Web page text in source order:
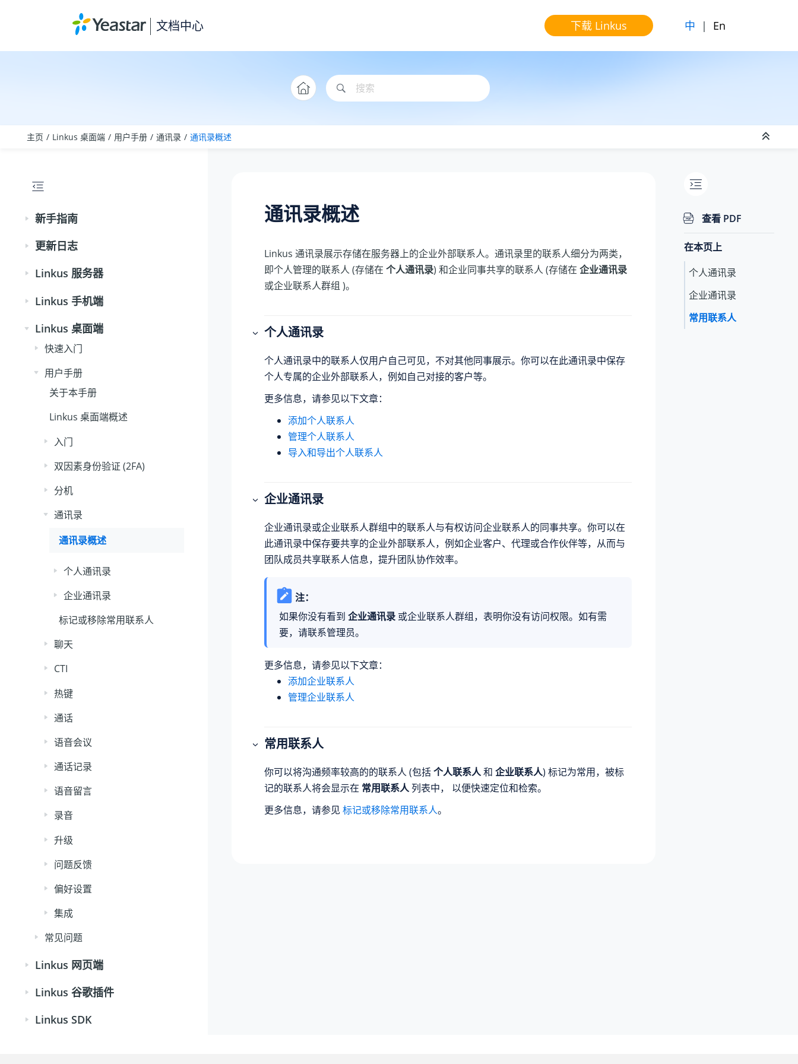
文档中心 下载 Linkus 中 | En
主页 Linkus 桌面端 用户手册 通讯录 通讯录概述
新手指南
更新日志
Linkus 服务器
Linkus 手机端
Linkus 桌面端
快速入门
用户手册
关于本手册
Linkus 桌面端概述
入门
双因素身份验证 (2FA)
分机
通讯录
通讯录概述
个人通讯录
企业通讯录
标记或移除常用联系人
聊天
CTI
热键
通话
语音会议
通话记录
语音留言
录音
升级
问题反馈
偏好设置
集成
常见问题
Linkus 网页端
Linkus 谷歌插件
Linkus SDK
通讯录概述
Linkus 通讯录展示存储在服务器上的企业外部联系人。通讯录里的联系人细分为两类，
即个人管理的联系人 (存储在 个人通讯录) 和企业同事共享的联系人 (存储在 企业通讯录
或企业联系人群组 )。
个人通讯录
个人通讯录中的联系人仅用户自己可见，不对其他同事展示。你可以在此通讯录中保存
个人专属的企业外部联系人，例如自己对接的客户等。
更多信息，请参见以下文章：
添加个人联系人
管理个人联系人
导入和导出个人联系人
企业通讯录
企业通讯录或企业联系人群组中的联系人与有权访问企业联系人的同事共享。你可以在
此通讯录中保存要共享的企业外部联系人，例如企业客户、代理或合作伙伴等，从而与
团队成员共享联系人信息，提升团队协作效率。
注：
如果你没有看到 企业通讯录或企业联系人群组，表明你没有访问权限。如有需
要，请联系管理员。
更多信息，请参见以下文章：
添加企业联系人
管理企业联系人
常用联系人
你可以将沟通频率较高的的联系人 (包括个人联系人和 企业联系人) 标记为常用，被标
记的联系人将会显示在 常用联系人列表中， 以便快速定位和检索。
更多信息，请参见 标记或移除常用联系人。
查看 PDF
在本页上
个人通讯录
企业通讯录
常用联系人